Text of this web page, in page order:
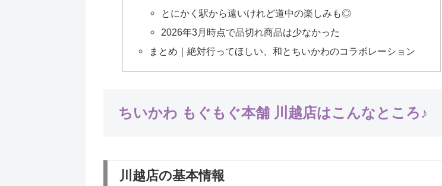
とにかく駅から遠いけれど道中の楽しみも◎
2026年3月時点で品切れ商品は少なかった
まとめ｜絶対行ってほしい、和とちいかわのコラボレーション
ちいかわ もぐもぐ本舗 川越店はこんなところ♪
川越店の基本情報